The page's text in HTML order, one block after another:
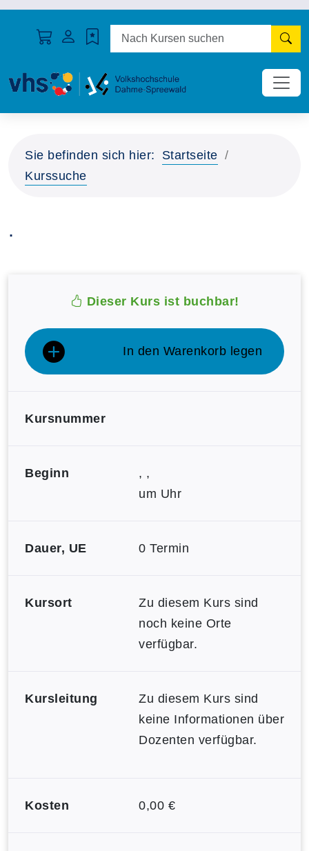
Sie befinden sich hier:
Startseite
Kurssuche
.
Dieser Kurs ist buchbar!
In den Warenkorb legen
Kursnummer
Beginn
, ,
um Uhr
Dauer, UE 0 Termin
Kursort
Zu diesem Kurs sind
noch keine Orte
verfügbar.
Kursleitung
Zu diesem Kurs sind
keine Informationen über
Dozenten verfügbar.
Kosten 0,00 €